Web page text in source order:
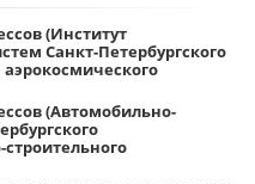
(Институт
Санкт-Петербургского
аэрокосмического
(Автомобильно-
строительного